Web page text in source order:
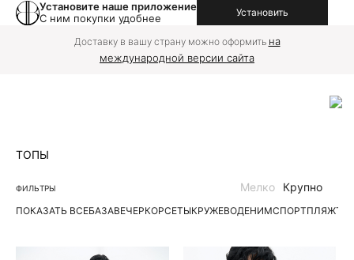
Установите наше приложение
С ним покупки удобнее
Установить
Доставку в вашу страну можно оформить на
международной версии сайта
ТОПЫ
ФИЛЬТРЫ
ПОКАЗАТЬ ВСЕБАЗАВЕЧЕРКОРСЕТЫКРУЖЕВОДЕНИМСПОРТПЛЯЖ
Мелко Крупно